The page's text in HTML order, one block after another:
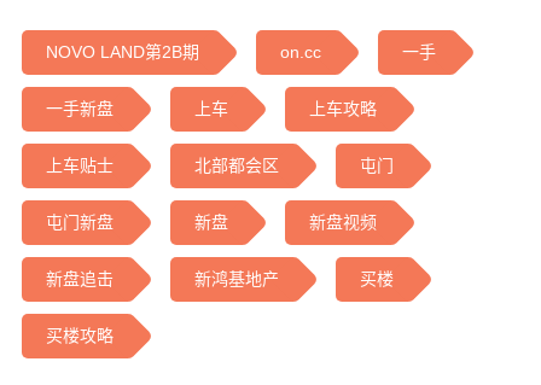
NOVO LAND第2B期 on.cc 一手
一手新盘 上车 上车攻略
上车贴士 北部都会区 屯门
屯门新盘 新盘 新盘视频
新盘追击 新鸿基地产 买楼
买楼攻略